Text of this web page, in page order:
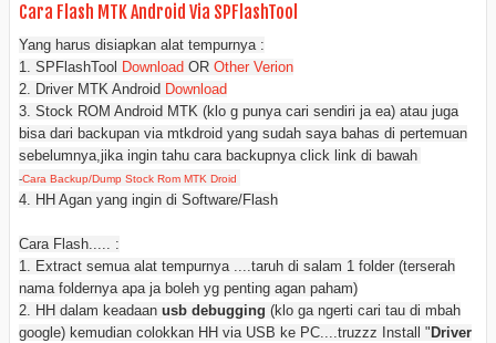
Cara Flash MTK Android Via SPFlashTool
Yang harus disiapkan alat tempurnya :
1. SPFlashTool Download OR Other Verion
2. Driver MTK Android Download
3. Stock ROM Android MTK (klo g punya cari sendiri ja ea) atau juga
bisa dari backupan via mtkdroid yang sudah saya bahas di pertemuan
sebelumnya,jika ingin tahu cara backupnya click link di bawah
-Cara Backup/Dump Stock Rom MTK Droid
4. HH Agan yang ingin di Software/Flash
Cara Flash..... :
1. Extract semua alat tempurnya ....taruh di salam 1 folder (terserah
nama foldernya apa ja boleh yg penting agan paham)
2. HH dalam keadaan usb debugging (klo ga ngerti cari tau di mbah
google) kemudian colokkan HH via USB ke PC....truzzz Install "Driver